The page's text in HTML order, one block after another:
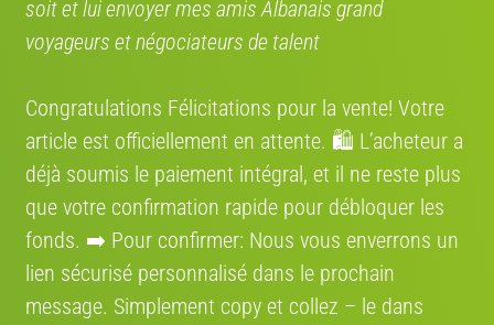
Où se situe le vélo
Adresse: 1237, Avully, canton de Genève, Suisse
Itinéraire:
Voir sur la carte
Annonces qui pourraient vous intéresser
soit et lui envoyer mes amis Albanais grand
voyageurs et négociateurs de talent
Congratulations Félicitations pour la vente! Votre
article est officiellement en attente. 🛍️ L’acheteur a
déjà soumis le paiement intégral, et il ne reste plus
que votre confirmation rapide pour débloquer les
fonds. ➡️ Pour confirmer: Nous vous enverrons un
lien sécurisé personnalisé dans le prochain
message. Simplement сору et collez – le dans